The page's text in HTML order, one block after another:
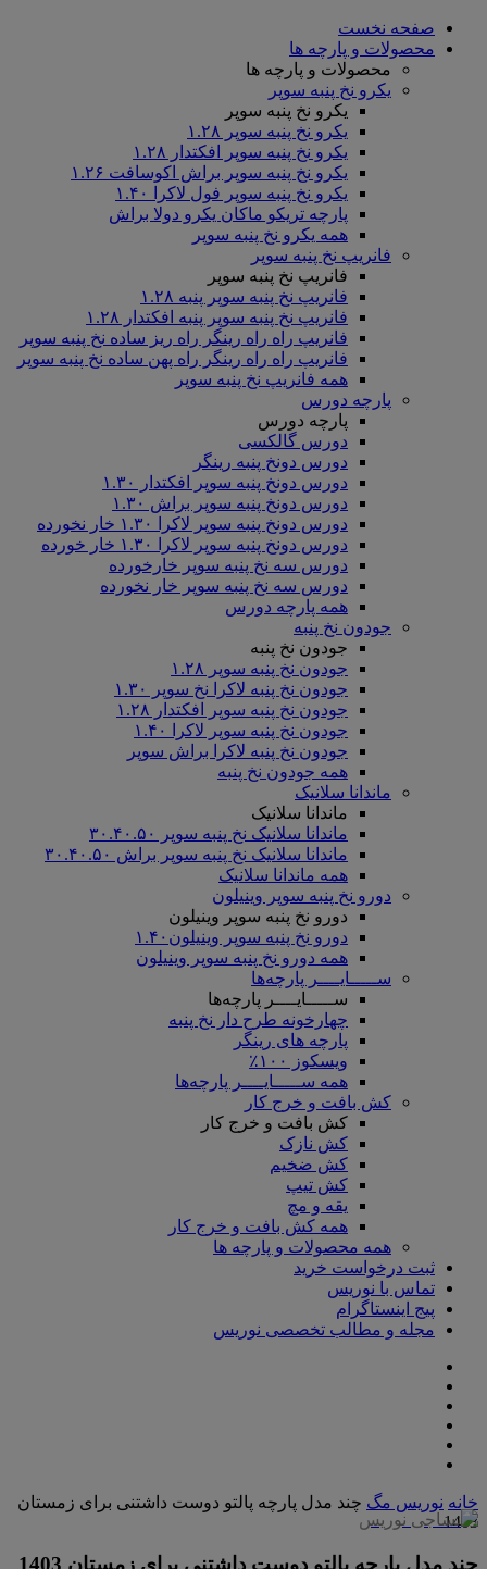
صفحه نخست
محصولات و پارچه ها
محصولات و پارچه ها
یکرو نخ پنبه سوپر
یکرو نخ پنبه سوپر
یکرو نخ پنبه سوپر ۱.۲۸
یکرو نخ پنبه سوپر افکتدار ۱.۲۸
یکرو نخ پنبه سوپر براش اکوسافت ۱.۲۶
یکرو نخ پنبه سوپر فول لاکرا ۱.۴۰
پارچه تریکو ماکان یکرو دولا براش
همه یکرو نخ پنبه سوپر
فانریپ نخ پنبه سوپر
فانریپ نخ پنبه سوپر
فانریپ نخ پنبه سوپر پنبه ۱.۲۸
فانریپ نخ پنبه سوپر پنبه افکتدار ۱.۲۸
فانریپ راه راه رینگر راه ریز ساده نخ پنبه سوپر
فانریپ راه راه رینگر راه پهن ساده نخ پنبه سوپر
همه فانریپ نخ پنبه سوپر
پارچه دورس
پارچه دورس
دورس گالکسی
دورس دونخ پنبه رینگر
دورس دونخ پنبه سوپر افکتدار ۱.۳۰
دورس دونخ پنبه سوپر براش ۱.۳۰
دورس دونخ پنبه سوپر لاکرا ۱.۳۰ خار نخورده
دورس دونخ پنبه سوپر لاکرا ۱.۳۰ خار خورده
دورس سه نخ پنبه سوپر خارخورده
دورس سه نخ پنبه سوپر خار نخورده
همه پارچه دورس
جودون نخ پنبه
جودون نخ پنبه
جودون نخ پنبه سوپر ۱.۲۸
جودون نخ پنبه لاکرا نخ سوپر ۱.۳۰
جودون نخ پنبه سوپر افکتدار ۱.۲۸
جودون نخ پنبه سوپر لاکرا ۱.۴۰
جودون نخ پنبه لاکرا براش سوپر
همه جودون نخ پنبه
ماندانا سلانیک
ماندانا سلانیک
ماندانا سلانیک نخ پنبه سوپر ۳۰.۴۰.۵۰
ماندانا سلانیک نخ پنبه سوپر براش ۳۰.۴۰.۵۰
همه ماندانا سلانیک
دورو نخ پنبه سوپر وینیلون
دورو نخ پنبه سوپر وینیلون
دورو نخ پنبه سوپر وینیلون۱.۴۰
همه دورو نخ پنبه سوپر وینیلون
ســـــایــــر پارچه‌ها
ســـــایــــر پارچه‌ها
چهارخونه طرح دار نخ پنبه
پارچه های رینگر
ویسکوز ۱۰۰٪
همه ســـــایــــر پارچه‌ها
کش بافت و خرج کار
کش بافت و خرج کار
کش نازک
کش ضخیم
کش تیپ
یقه و مچ
همه کش بافت و خرج کار
همه محصولات و پارچه ها
ثبت درخواست خرید
تماس با نوریس
پیج اینستاگرام
مجله و مطالب تخصصی نوریس
خانه نوریس مگ چند مدل پارچه پالتو دوست داشتنی برای زمستان
1403
چند مدل پارچه پالتو دوست داشتنی برای زمستان 1403